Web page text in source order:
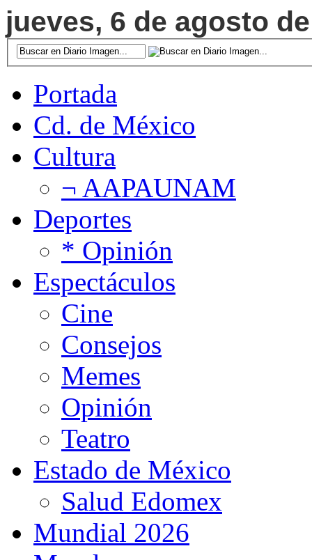
jueves, 6 de agosto
Portada
Cd. de México
Cultura
¬ AAPAUNAM
Deportes
* Opinión
Espectáculos
Cine
Consejos
Memes
Opinión
Teatro
Estado de México
Salud Edomex
Mundial 2026